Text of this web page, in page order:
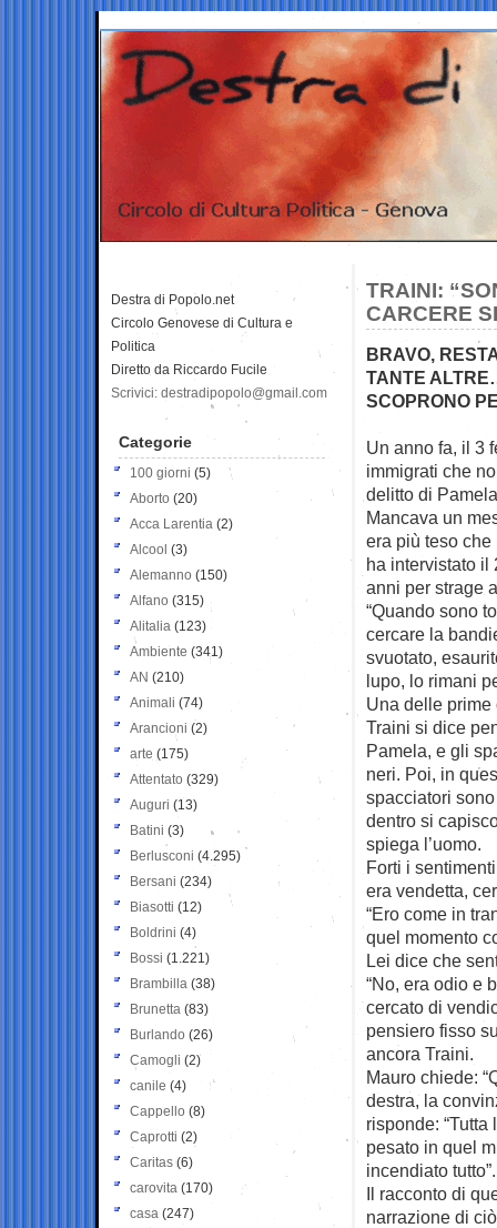
TRAINI:
CARCERE
BRAVO,
TANTE
SCOPRONO
Un anno fa, il 3
immigrati che
delitto di
Mancava un
era più teso
ha intervistato il
anni per strage
“Quando sono
cercare la
svuotato,
lupo, lo rimani
Una delle prime
Traini si dice
Pamela, e gli
neri. Poi, in
spacciatori
dentro si
spiega l’uomo.
Forti i
era vendetta,
“Ero come in
quel momento
Lei dice che
“No, era odio e
cercato di
pensiero fisso
ancora Traini.
Mauro chiede:
destra, la
risponde:
pesato in quel
incendiato tutto”.
Il racconto di
narrazione di
Destra di Popolo.net
Circolo Genovese di Cultura e
Politica
Diretto da Riccardo Fucile
Scrivici: destradipopolo@gmail.com
Categorie
100 giorni (5)
Aborto (20)
Acca Larentia (2)
Alcool (3)
Alemanno (150)
Alfano (315)
Alitalia (123)
Ambiente (341)
AN (210)
Animali (74)
Arancioni (2)
arte (175)
Attentato (329)
Auguri (13)
Batini (3)
Berlusconi (4.295)
Bersani (234)
Biasotti (12)
Boldrini (4)
Bossi (1.221)
Brambilla (38)
Brunetta (83)
Burlando (26)
Camogli (2)
canile (4)
Cappello (8)
Caprotti (2)
Caritas (6)
carovita (170)
casa (247)